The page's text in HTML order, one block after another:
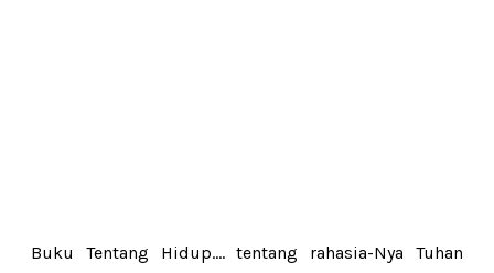
Buku Tentang Hidup.... tentang rahasia-Nya Tuhan